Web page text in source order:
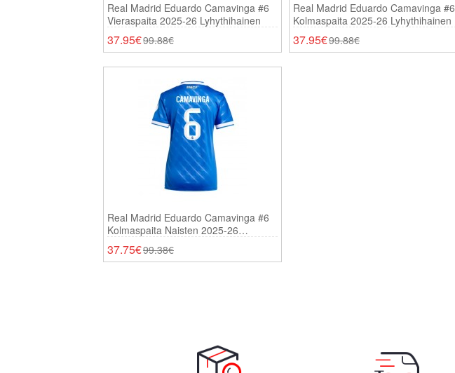
Real Madrid Eduardo Camavinga #6
Vieraspaita 2025-26 Lyhythihainen
37.95€99.88€
Real Madrid Eduardo Camavinga #6
Kolmaspaita 2025-26 Lyhythihainen
37.95€99.88€
Real Madrid Eduardo Camavinga #6
Kolmaspaita Naisten 2025-26
Lyhythihainen
37.75€99.38€